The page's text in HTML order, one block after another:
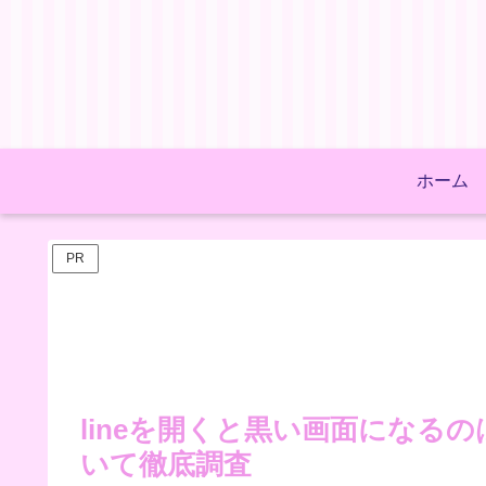
ホーム
PR
lineを開くと黒い画面になる
いて徹底調査